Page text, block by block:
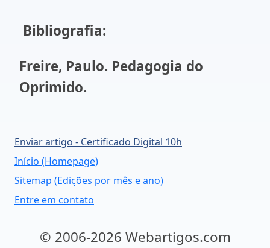
Bibliografia:
Freire, Paulo. Pedagogia do
Oprimido.
Enviar artigo - Certificado Digital 10h
Início (Homepage)
Sitemap (Edições por mês e ano)
Entre em contato
© 2006-2026 Webartigos.com